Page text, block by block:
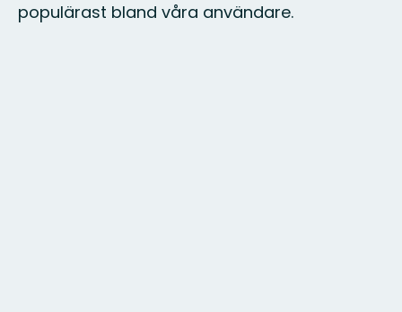
populärast bland våra användare.